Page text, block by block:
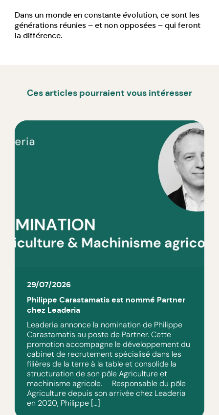
Dans un monde en constante évolution, ce sont les
générations réunies – et non opposées – qui feront
la différence.
Ces articles pourraient vous intéresser
29/07/2026
Philippe Carastamatis est nommé Partner
chez Leaderia
Leaderia annonce la nomination de Philippe
Carastamatis au poste de Partner. Cette
promotion accompagne le développement du
cabinet de recrutement spécialisé dans les
filières de la terre à la table et consolide la
structuration de son pôle Agriculture et
machinisme agricole. Responsable du pôle
Agriculture depuis son arrivée chez Leaderia
en 2020, Philippe […]